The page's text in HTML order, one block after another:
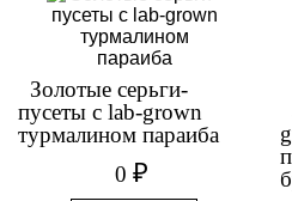
Золотые серьги-
пусеты с lab-grown
турмалином параиба
0 ₽